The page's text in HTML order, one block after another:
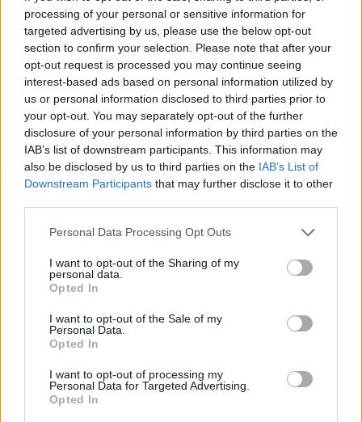
processing of your personal or sensitive information for
targeted advertising by us, please use the below opt-out
section to confirm your selection. Please note that after your
opt-out request is processed you may continue seeing
interest-based ads based on personal information utilized by
us or personal information disclosed to third parties prior to
your opt-out. You may separately opt-out of the further
disclosure of your personal information by third parties on the
IAB’s list of downstream participants. This information may
also be disclosed by us to third parties on the IAB’s List of
Downstream Participants that may further disclose it to other
Personal Data Processing Opt Outs
I want to opt-out of the Sharing of my
personal data.
Opted In
I want to opt-out of the Sale of my
Personal Data.
Opted In
I want to opt-out of processing my
Personal Data for Targeted Advertising.
Opted In
rajoitus
Kela voi leikata tukia ulkomaanmatkan
vuoksi
Suolikaasun tuoksu levisi Spider-Man -
näytöksessä – yleisö poistui paikalta
Maailman eniten matkustaneet valitsivat
suosikkikohteensa – yllättävä voittaja
Viihdeuutiset